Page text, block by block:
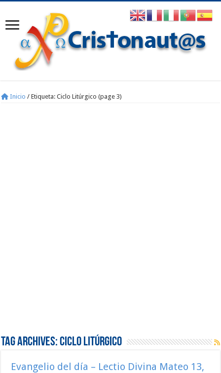
Inicio / Etiqueta:Ciclo Litúrgico (page 3)
Tag Archives:Ciclo Litúrgico
Evangelio del día – Lectio Divina Mateo 13,